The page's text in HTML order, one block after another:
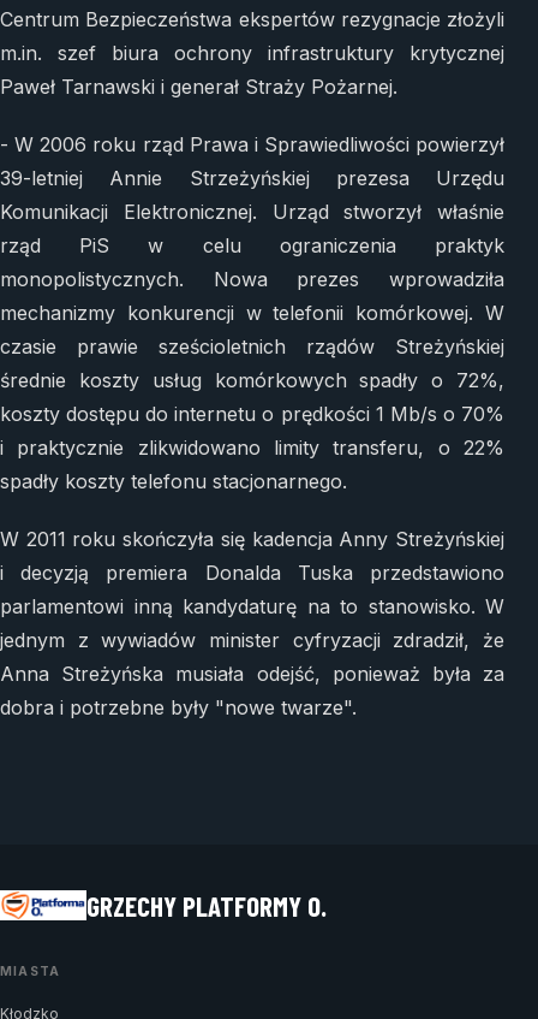
Centrum Bezpieczeństwa ekspertów rezygnacje złożyli
m.in. szef biura ochrony infrastruktury krytycznej
Paweł Tarnawski i generał Straży Pożarnej.
- W 2006 roku rząd Prawa i Sprawiedliwości powierzył
39-letniej Annie Strzeżyńskiej prezesa Urzędu
Komunikacji Elektronicznej. Urząd stworzył właśnie
rząd PiS w celu ograniczenia praktyk
monopolistycznych. Nowa prezes wprowadziła
mechanizmy konkurencji w telefonii komórkowej. W
czasie prawie sześcioletnich rządów Streżyńskiej
średnie koszty usług komórkowych spadły o 72%,
koszty dostępu do internetu o prędkości 1 Mb/s o 70%
i praktycznie zlikwidowano limity transferu, o 22%
spadły koszty telefonu stacjonarnego.
W 2011 roku skończyła się kadencja Anny Streżyńskiej
i decyzją premiera Donalda Tuska przedstawiono
parlamentowi inną kandydaturę na to stanowisko. W
jednym z wywiadów minister cyfryzacji zdradził, że
Anna Streżyńska musiała odejść, ponieważ była za
dobra i potrzebne były "nowe twarze".
GRZECHY PLATFORMY O.
MIASTA
Kłodzko